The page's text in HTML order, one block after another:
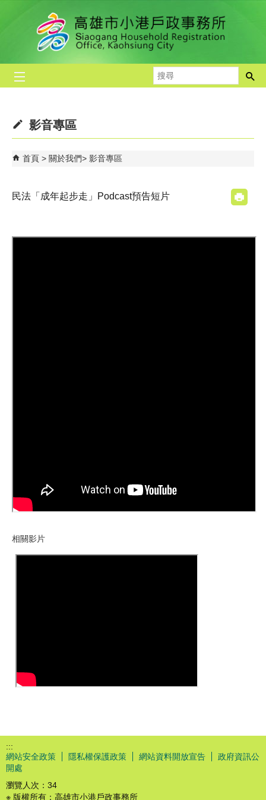
跳到主要內容區塊
尋
影音專區
首頁 關於我們 影音專區
民法「成年起步走」Podcast預告短片
相關影片
:::
網站安全政策
隱私權保護政策 網站資料開放宣告
政府資訊公
開處
瀏覽人次： 34
※ 版權所有：高雄市小港戶政事務所